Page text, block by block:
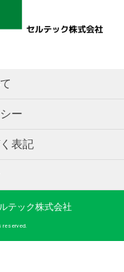
ー
表記
テック株式会社
reserved.